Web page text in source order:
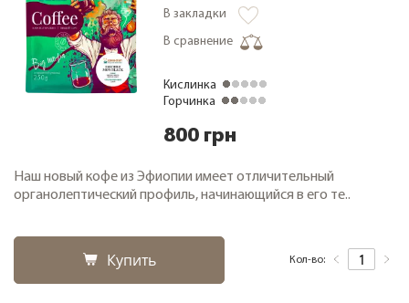
В закладки
В сравнение
Кислинка
Горчинка
800 грн
Наш новый кофе из Эфиопии имеет отличительный
органолептический профиль, начинающийся в его те..
Купить Кол-во: